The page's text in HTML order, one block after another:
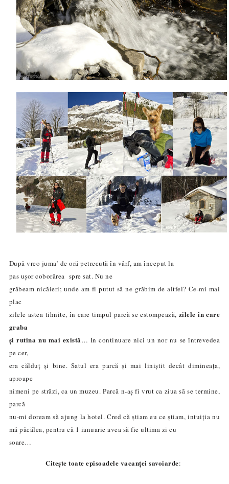
După vreo juma’ de oră petrecută în vârf, am început la
pas ușor coborârea spre sat. Nu ne
grăbeam nicăieri; unde am fi putut să ne grăbim de altfel? Ce-mi mai
plac
zilele astea tihnite, în care timpul parcă se estompează, zilele în care
graba
și rutina nu mai există… În continuare nici un nor nu se întrevedea
pe cer,
era călduț și bine. Satul era parcă și mai liniștit decât dimineața,
aproape
nimeni pe străzi, ca un muzeu. Parcă n-aș fi vrut ca ziua să se termine,
parcă
nu-mi doream să ajung la hotel. Cred că știam eu ce știam, intuiția nu
mă păcălea, pentru că 1 ianuarie avea să fie ultima zi cu
soare…
Citește toate episoadele vacanței savoiarde: